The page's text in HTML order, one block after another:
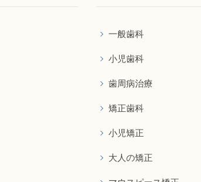
一般歯科
小児歯科
歯周病治療
矯正歯科
小児矯正
大人の矯正